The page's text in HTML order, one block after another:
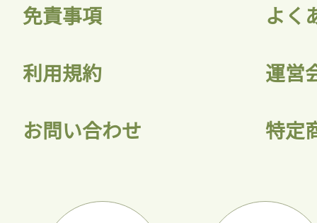
免責事項 よく
利用規約 運営
お問い合わせ 特定